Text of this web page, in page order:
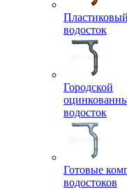
Пластиковый
водосток
Городской
водосток
Готовые
водостоков